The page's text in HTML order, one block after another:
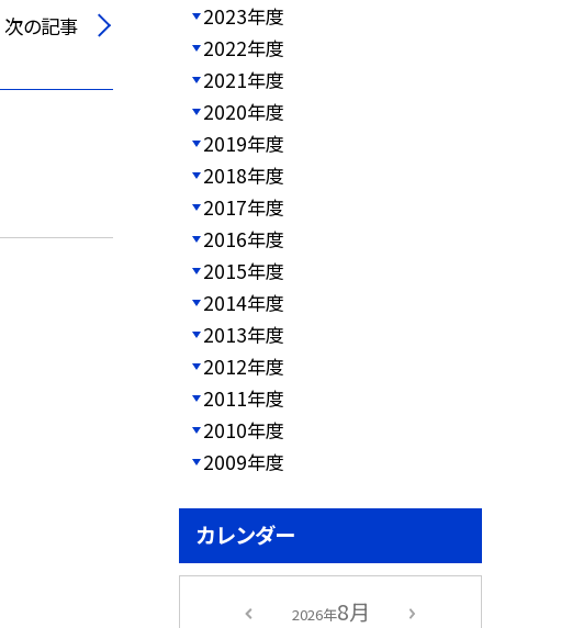
次の記事
2023年度
2022年度
2021年度
2020年度
2019年度
2018年度
2017年度
2016年度
2015年度
2014年度
2013年度
2012年度
2011年度
2010年度
2009年度
カレンダー
2026年8月